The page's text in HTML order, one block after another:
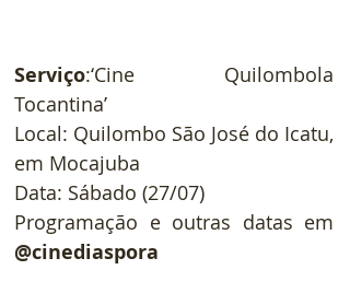
Serviço:‘Cine Quilombola
Tocantina’
Local: Quilombo São José do Icatu,
em Mocajuba
Data: Sábado (27/07)
@cinediaspora